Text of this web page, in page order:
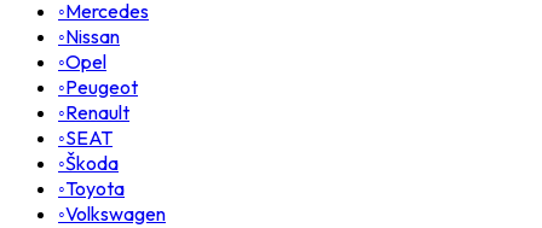
◦Mercedes
◦Nissan
◦Opel
◦Peugeot
◦Renault
◦SEAT
◦Škoda
◦Toyota
◦Volkswagen